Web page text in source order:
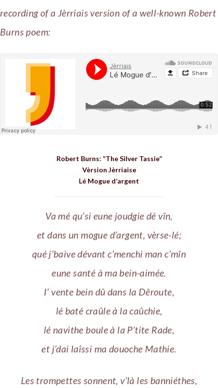
recording of a Jèrriais version of a well-known Robert
Burns poem:
Robert Burns: “The Silver Tassie”
Vèrsion Jèrriaise
Lé Mogue d’argent
Va mé qu’si eune joudgie dé vîn,
et dans un mogue d’argent, vèrse-lé;
qué j’baive dévant c’menchi man c’mîn
eune santé à ma bein-aimée.
I’ vente bein dû dans la Dêroute,
lé baté craûle à la caûchie,
lé navithe boule à la P’tite Rade,
et j’dai laîssi ma douoche Mathie.
Les trompettes sonnent, v’là les banniéthes,